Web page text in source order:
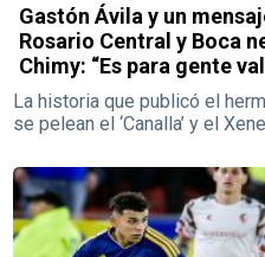
Gastón Ávila y un
Rosario Central y Boca
Chimy: “Es para gente
La historia que publicó el
se pelean el ‘Canalla’ y el